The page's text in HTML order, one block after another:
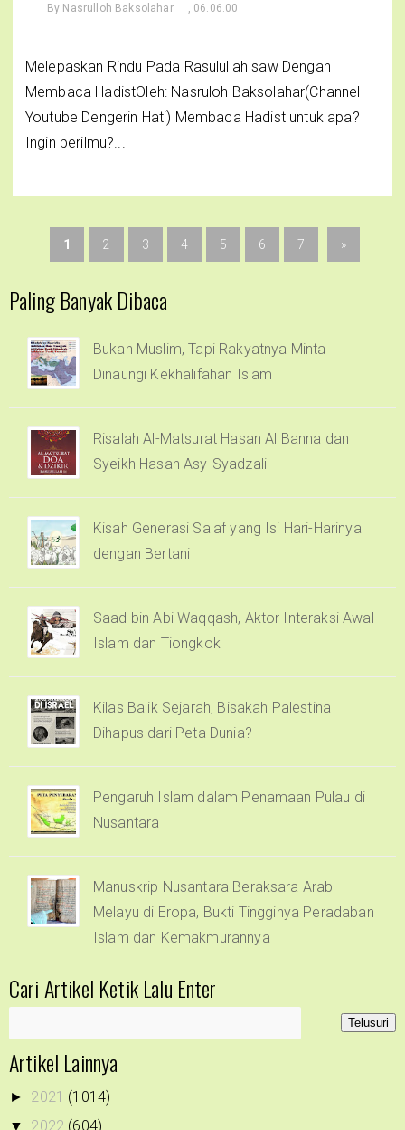
By Nasrulloh Baksolahar , 06.06.00
Melepaskan Rindu Pada Rasulullah saw Dengan
Membaca HadistOleh: Nasruloh Baksolahar(Channel
Youtube Dengerin Hati) Membaca Hadist untuk apa?
Ingin berilmu?...
1 2 3 4 5 6 7 »
Paling Banyak Dibaca
Bukan Muslim, Tapi Rakyatnya Minta
Dinaungi Kekhalifahan Islam
Risalah Al-Matsurat Hasan Al Banna dan
Syeikh Hasan Asy-Syadzali
Kisah Generasi Salaf yang Isi Hari-Harinya
dengan Bertani
Saad bin Abi Waqqash, Aktor Interaksi Awal
Islam dan Tiongkok
Kilas Balik Sejarah, Bisakah Palestina
Dihapus dari Peta Dunia?
Pengaruh Islam dalam Penamaan Pulau di
Nusantara
Manuskrip Nusantara Beraksara Arab
Melayu di Eropa, Bukti Tingginya Peradaban
Islam dan Kemakmurannya
Cari Artikel Ketik Lalu Enter
Artikel Lainnya
► 2021 (1014)
▼ 2022 (604)